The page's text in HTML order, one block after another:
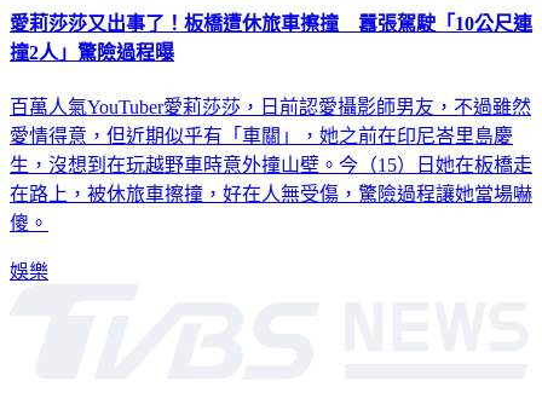
愛莉莎莎又出事了！板橋遭休旅車擦撞 囂張駕駛「10公尺連
撞2人」驚險過程曝
百萬人氣YouTuber愛莉莎莎，日前認愛攝影師男友，不過雖然
愛情得意，但近期似乎有「車關」，她之前在印尼峇里島慶
生，沒想到在玩越野車時意外撞山壁。今（15）日她在板橋走
在路上，被休旅車擦撞，好在人無受傷，驚險過程讓她當場嚇
傻。
娛樂